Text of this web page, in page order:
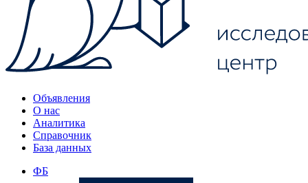
Объявления
О нас
Аналитика
Справочник
База данных
ФБ